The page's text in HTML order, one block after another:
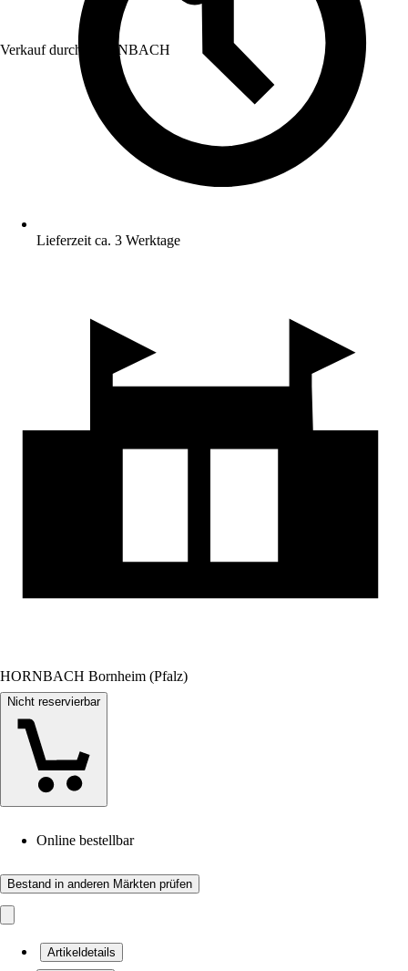
Verkauf durch: HORNBACH
Lieferzeit ca. 3 Werktage
HORNBACH Bornheim (Pfalz)
Nicht reservierbar
Online bestellbar
Bestand in anderen Märkten prüfen
Artikeldetails